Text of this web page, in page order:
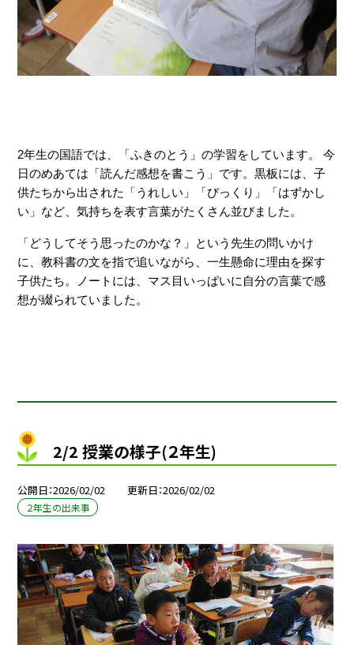
2年生の国語では、「ふきのとう」の学習をしています。 今
日のめあては「読んだ感想を書こう」です。黒板には、子
供たちから出された「うれしい」「びっくり」「はずかし
い」など、気持ちを表す言葉がたくさん並びました。
「どうしてそう思ったのかな？」という先生の問いかけ
に、教科書の文を指で追いながら、一生懸命に理由を探す
子供たち。ノートには、マス目いっぱいに自分の言葉で感
想が綴られていました。
2/2 授業の様子(２年生)
公開日 2026/02/02 更新日 2026/02/02
２年生の出来事